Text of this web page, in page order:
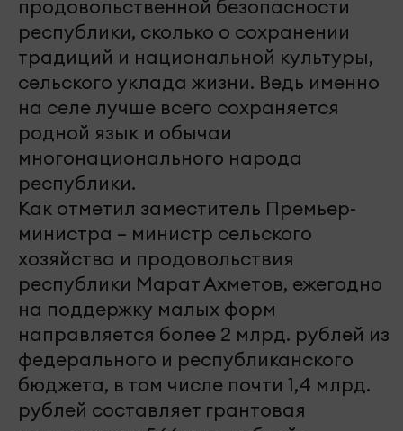
продовольственной безопасности
республики, сколько о сохранении
традиций и национальной культуры,
сельского уклада жизни. Ведь именно
на селе лучше всего сохраняется
родной язык и обычаи
многонационального народа
республики.
Как отметил заместитель Премьер-
министра – министр сельского
хозяйства и продовольствия
республики Марат Ахметов, ежегодно
на поддержку малых форм
направляется более 2 млрд. рублей из
федерального и республиканского
бюджета, в том числе почти 1,4 млрд.
рублей составляет грантовая